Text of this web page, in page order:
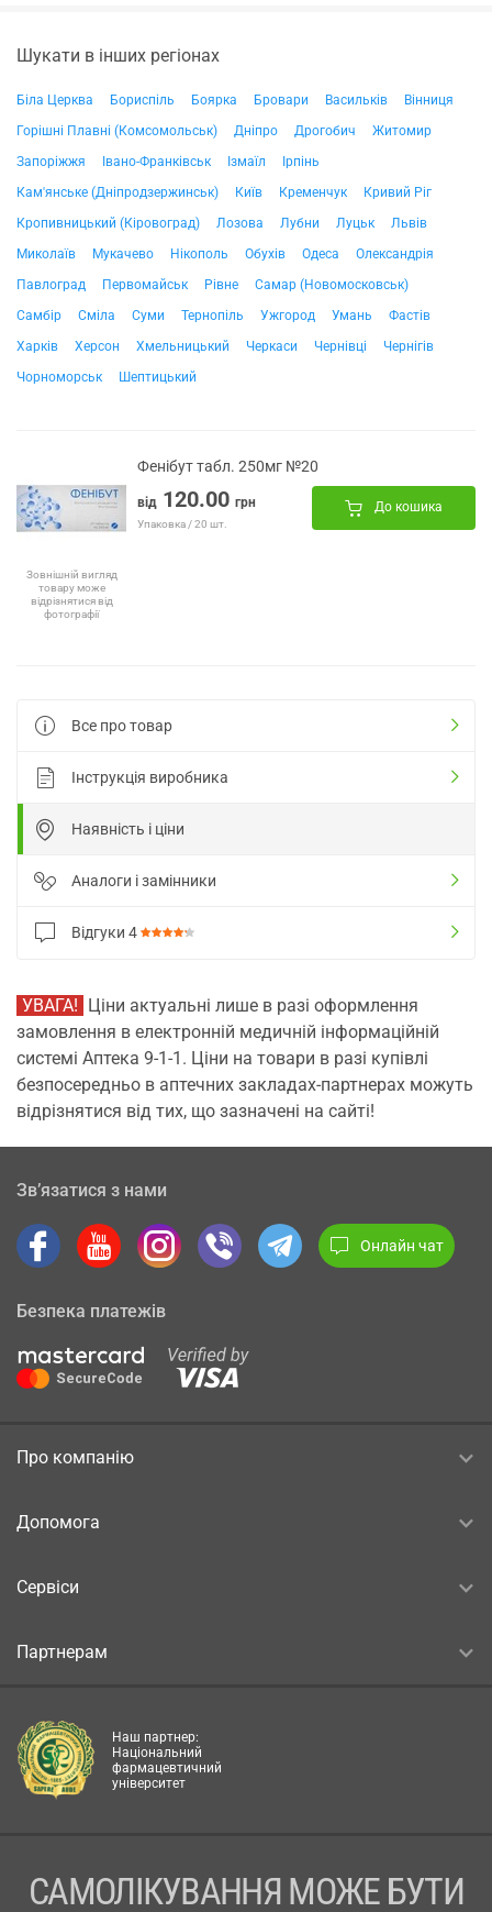
Шукати в інших регіонах
Біла Церква Бориспіль Боярка Бровари Васильків
Вінниця
Горішні Плавні (Комсомольськ)
Дніпро Дрогобич
Житомир
Запоріжжя
Івано-Франківськ Ізмаїл
Ірпінь
Кам'янське (Дніпродзержинськ)
Київ Кременчук
Кривий Ріг
Кропивницький (Кіровоград)
Лозова Лубни Луцьк
Львів
Миколаїв
Мукачево Нікополь Обухів Одеса
Олександрія
Павлоград
Первомайськ Рівне
Самар (Новомосковськ)
Самбір
Сміла Суми Тернопіль Ужгород Умань
Фастів
Харків
Херсон Хмельницький Черкаси Чернівці
Чернігів
Чорноморськ
Шептицький
Зовнішній вигляд
товару може
відрізнятися від
фотографії
Фенібут табл. 250мг №20
від 120.00 грн
Упаковка / 20 шт.
До кошика
Все про товар
Інструкція виробника
Наявність і ціни
Аналоги і замінники
Відгуки 4
УВАГА! Ціни актуальні лише в разі оформлення
замовлення в електронній медичній інформаційній
системі Аптека 9-1-1. Ціни на товари в разі купівлі
безпосередньо в аптечних закладах-партнерах можуть
відрізнятися від тих, що зазначені на сайті!
Зв’язатися з нами
Онлайн чат
Безпека платежів
Про компанію
Допомога
Сервіси
Партнерам
Наш партнер:
Національний
фармацевтичний
університет
САМОЛІКУВАННЯ МОЖЕ БУТИ